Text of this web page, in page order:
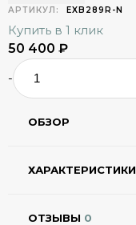
АРТИКУЛ:
EXB289R-N
Купить в 1 клик
50 400 ₽
-
ОБЗОР
ХАРАКТЕРИСТИКИ
ОТЗЫВЫ 0